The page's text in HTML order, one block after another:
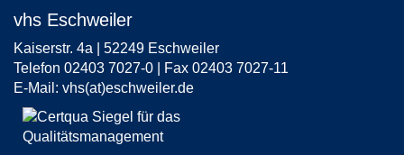
vhs Eschweiler
Kaiserstr. 4a | 52249 Eschweiler
Telefon 02403 7027-0 | Fax 02403 7027-11
E-Mail: vhs(at)eschweiler.de